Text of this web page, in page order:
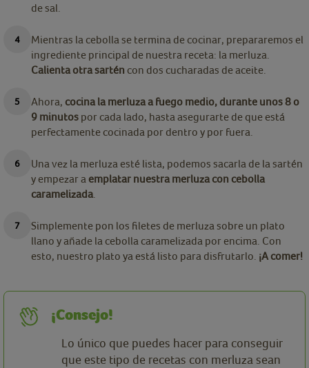
de sal.
Mientras la cebolla se termina de cocinar, prepararemos el
ingrediente principal de nuestra receta: la merluza.
Calienta otra sartén con dos cucharadas de aceite.
Ahora, cocina la merluza a fuego medio, durante unos 8 o
9 minutos por cada lado, hasta asegurarte de que está
perfectamente cocinada por dentro y por fuera.
Una vez la merluza esté lista, podemos sacarla de la sartén
y empezar a emplatar nuestra merluza con cebolla
caramelizada
Simplemente pon los filetes de merluza sobre un plato
llano y añade la cebolla caramelizada por encima. Con
esto, nuestro plato ya está listo para disfrutarlo. ¡A comer!
¡Consejo!
Lo único que puedes hacer para conseguir
que este tipo de recetas con merluza sean